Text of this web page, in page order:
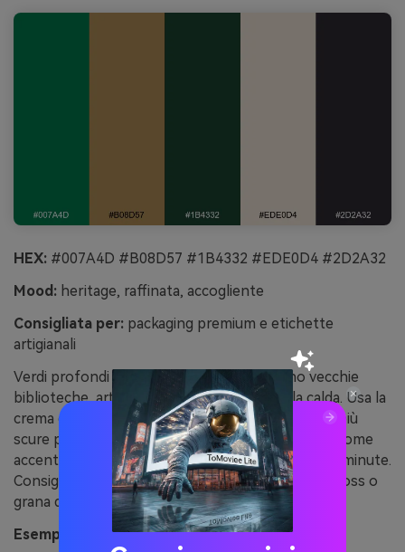
HEX: #007A4D #B08D57 #1B4332 #EDE0D4 #2D2A32
Mood: heritage, raffinata, accogliente
Consigliata per: packaging premium e etichette
artigianali
Verdi profondi con tonalità ottone evocano vecchie
biblioteche, articoli in pelle e luce di candela calda. Usa la
crema come base etichetta, lasciando le tonalità più
scure per tipografia e bordi. L’ottone è perfetto come
accento laminato per sigilli, monogrammi e icone minute.
Consiglio: evita i gradienti e affidati a texture, emboss o
grana delicata.
Esempio immagine di sempreverde e ottone